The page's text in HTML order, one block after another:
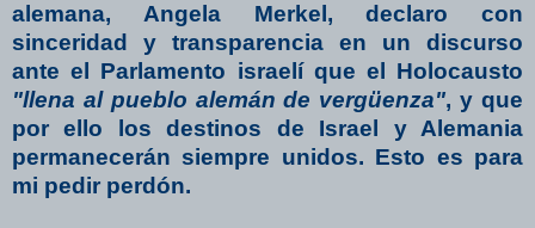
alemana, Angela Merkel, declaro con
sinceridad y transparencia en un discurso
ante el Parlamento israelí que el Holocausto
"llena al pueblo alemán de vergüenza", y que
por ello los destinos de Israel y Alemania
permanecerán siempre unidos. Esto es para
mi pedir perdón.